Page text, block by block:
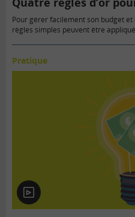
Pour gérer facilement son budget
règles simples peuvent être
Pratique
En
vidéo